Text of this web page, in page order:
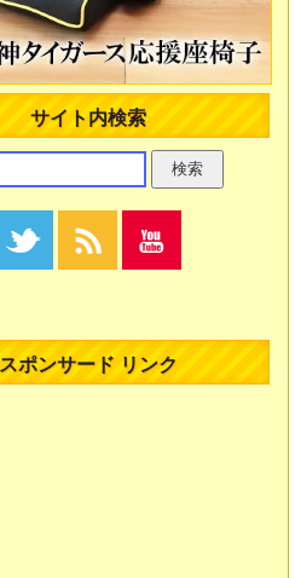
サイト内検索
スポンサード リンク